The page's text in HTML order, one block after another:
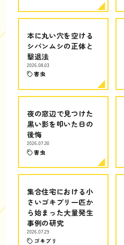
本に丸い穴を空ける
シバンムシの正体と
撃退法
2026.08.03
害虫
夜の窓辺で見つけた
黒い影を叩いた日の
後悔
2026.07.30
害虫
集合住宅における小
さいゴキブリ一匹か
ら始まった大量発生
事例の研究
2026.07.29
ゴキブリ